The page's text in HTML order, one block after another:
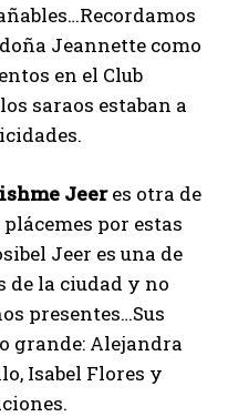
Jeannette como
en el Club
saraos estaban a
Jeeres otra de
por estas
Jeer es una de
de la ciudad y no
presentes…Sus
grande: Alejandra
Isabel Flores y